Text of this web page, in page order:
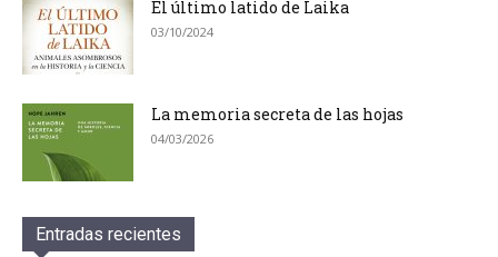
El último latido de Laika
03/10/2024
La memoria secreta de las hojas
04/03/2026
Entradas recientes